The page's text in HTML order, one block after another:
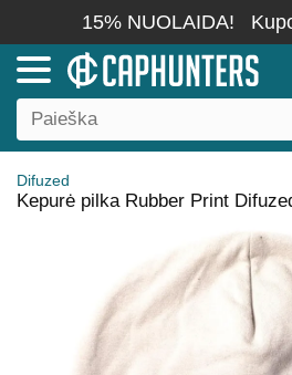
15% NUOLAIDA!
Difuzed
Kepurė pilka Rubber Print